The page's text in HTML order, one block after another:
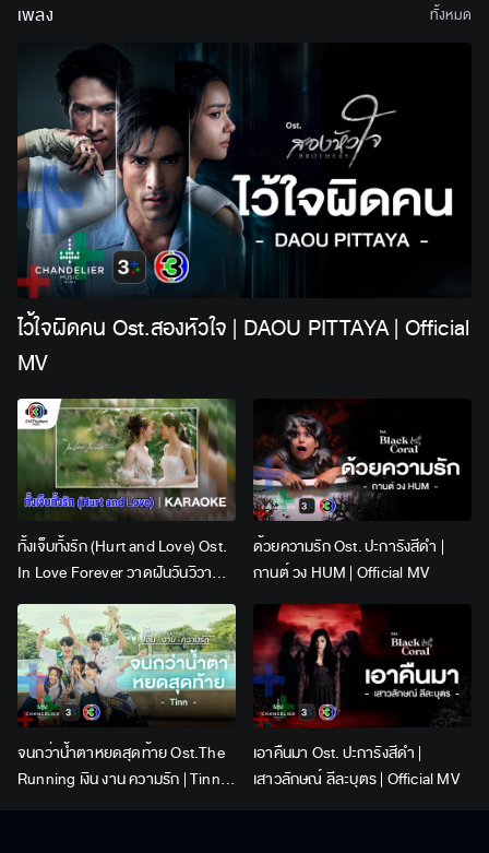
เพลง
ไว้ใจผิดคน Ost.สองหัวใจ | DAOU PITTAYA | Official
MV
ทั้งเจ็บทั้งรัก (Hurt and Love) Ost.
In Love Forever วาดฝันวันวิวาห์ |
Lingling Kwong x Orm
Kornnaphat | Official Karaoke
ด้วยความรัก Ost. ปะการังสีดำ |
กานต์ วง HUM | Official MV
จนกว่าน้ำตาหยดสุดท้าย Ost.The
Running เงิน งาน ความรัก | Tinn |
เอาคืนมา Ost. ปะการังสีดำ |
เสาวลักษณ์ ลีละบุตร | Official MV
ทั้งหมด